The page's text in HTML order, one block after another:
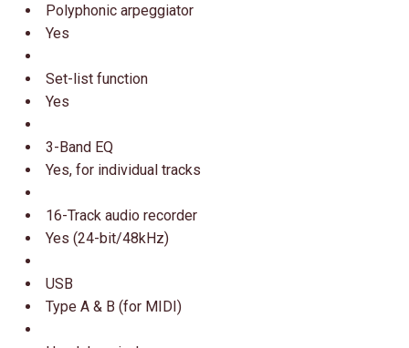
Polyphonic arpeggiator
Yes
Set-list function
Yes
3-Band EQ
Yes, for individual tracks
16-Track audio recorder
Yes (24-bit/48kHz)
USB
Type A & B (for MIDI)